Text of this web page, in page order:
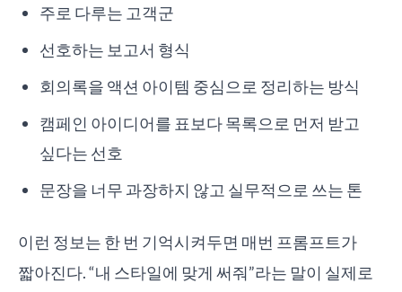
주로 다루는 고객군
선호하는 보고서 형식
회의록을 액션 아이템 중심으로 정리하는 방식
캠페인 아이디어를 표보다 목록으로 먼저 받고
싶다는 선호
문장을 너무 과장하지 않고 실무적으로 쓰는 톤
이런 정보는 한 번 기억시켜두면 매번 프롬프트가
짧아진다. “내 스타일에 맞게 써줘”라는 말이 실제로